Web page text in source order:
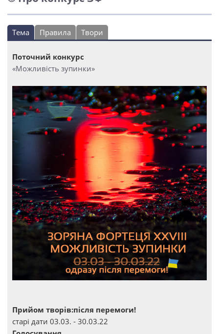
Тема Правила Твори
Поточний конкурс
«Можливість зупинки»
Прийом творів:після перемоги!
старі дати 03.03. - 30.03.22